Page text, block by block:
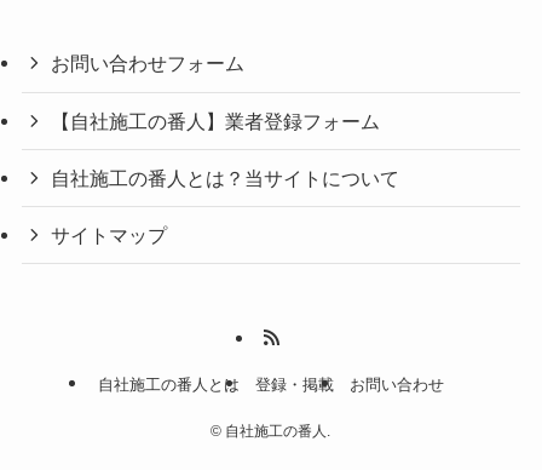
お問い合わせフォーム
【自社施工の番人】業者登録フォーム
自社施工の番人とは？当サイトについて
サイトマップ
自社施工の番人とは 登録・掲載 お問い合わせ
© 自社施工の番人.